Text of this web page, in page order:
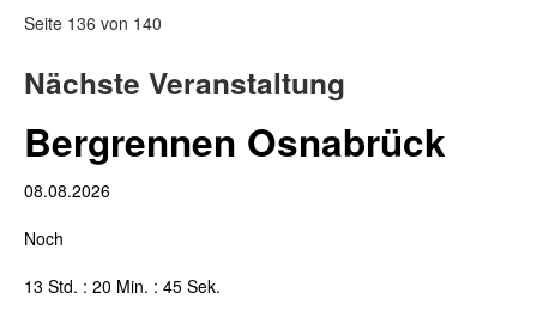
Seite 136 von 140
Nächste Veranstaltung
Bergrennen Osnabrück
08.08.2026
Noch
13 Std. : 20 Min. : 44 Sek.